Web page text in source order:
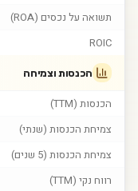
תשואה על נכסים (ROA)
ROIC
הכנסות וצמיחה
הכנסות (TTM)
צמיחת הכנסות (שנתי)
צמיחת הכנסות (5 שנים)
רווח נקי (TTM)